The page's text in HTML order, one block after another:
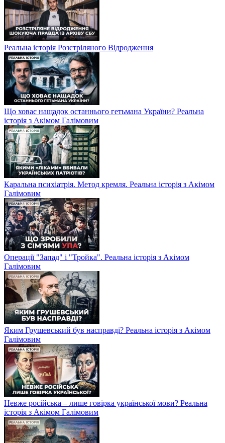
Реальна історія Розстріляного Відродження
Що ховає нащадок останнього гетьмана України? Реальна
історія з Акімом Галімовим
Каральна психіатрія. Метод кремля. Реальна історія з Акімом
Галімовим
Операції "Запад" і "Тройка". Реальна історія з Акімом
Галімовим
Яким Грушевський був насправді? Реальна історія з Акімом
Галімовим
Невже російська – лише говірка української мови? Реальна
історія з Акімом Галімовим